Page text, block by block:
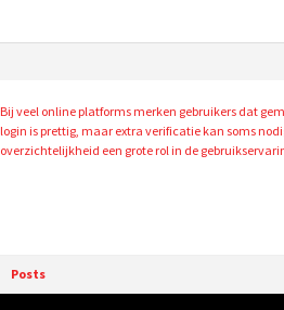
Bij veel online platforms merken gebruikers dat
login is prettig, maar extra verificatie kan soms
overzichtelijkheid een grote rol in de
Posts